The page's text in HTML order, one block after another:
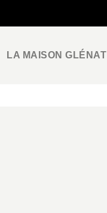
LA MAISON GLÉNAT